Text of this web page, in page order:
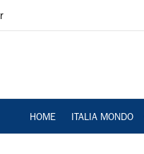
HOME ITALIA MONDO